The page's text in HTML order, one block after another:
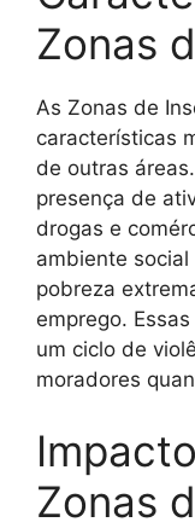
Zonas
As Zonas de
características
de outras
presença de
drogas e
ambiente
pobreza
emprego.
um ciclo de
moradores
Zonas